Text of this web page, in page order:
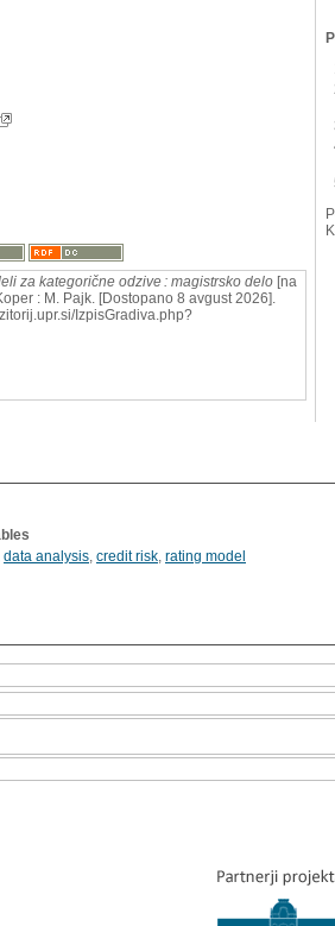
za kategorične odzive : magistrsko delo [na
: M. Pajk. [Dostopano 8 avgust 2026].
IzpisGradiva.php?
data analysis, credit risk, rating model